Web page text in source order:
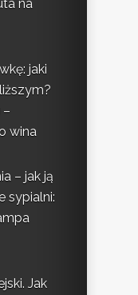
na
jaki
–
wina
– jak ją
sypialni:
Jak